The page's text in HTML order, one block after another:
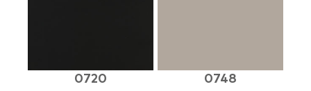
0720 0748